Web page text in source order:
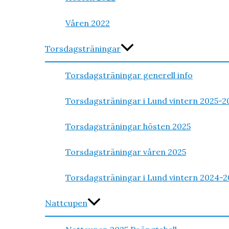
Våren 2022
Torsdagsträningar
Torsdagsträningar generell info
Torsdagsträningar i Lund vintern 2025-
Torsdagsträningar hösten 2025
Torsdagsträningar våren 2025
Torsdagsträningar i Lund vintern 2024-
Nattcupen